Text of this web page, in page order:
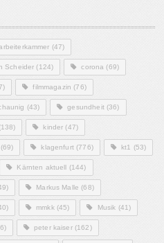
(47)
Scheider (124) corona (69)
filmmagazin (76)
(43) gesundheit(36)
kinder (47)
(69) klagenfurt(776) kt1 (53)
Kärnten aktuell (144)
Markus Malle (68)
mmkk(45) Musik (41)
peter kaiser(162)